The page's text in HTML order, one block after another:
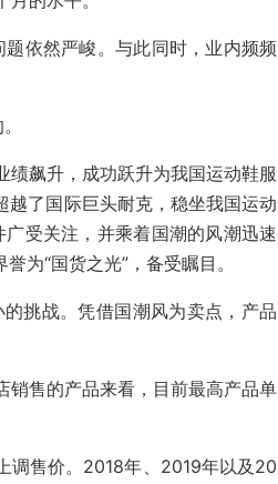
依然严峻。与此同时，业内频频
绩飙升，成功跃升为我国运动鞋服
了国际巨头耐克，稳坐我国运动
受关注，并乘着国潮的风潮迅速
为“国货之光”，备受瞩目。
挑战。凭借国潮风为卖点，产品
销售的产品来看，目前最高产品单
调售价。2018年、2019年以及20